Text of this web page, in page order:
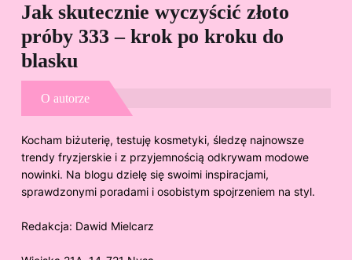
Jak skutecznie wyczyścić złoto
próby 333 – krok po kroku do
blasku
O autorze
Kocham biżuterię, testuję kosmetyki, śledzę najnowsze
trendy fryzjerskie i z przyjemnością odkrywam modowe
nowinki. Na blogu dzielę się swoimi inspiracjami,
sprawdzonymi poradami i osobistym spojrzeniem na styl.
Redakcja: Dawid Mielcarz